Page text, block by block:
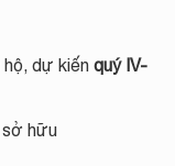
dự kiến quý IV-
sở hữu